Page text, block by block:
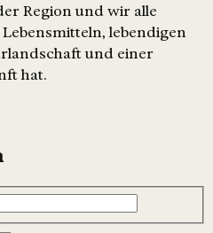
Region und wir alle
lebendigen
und einer
hat.